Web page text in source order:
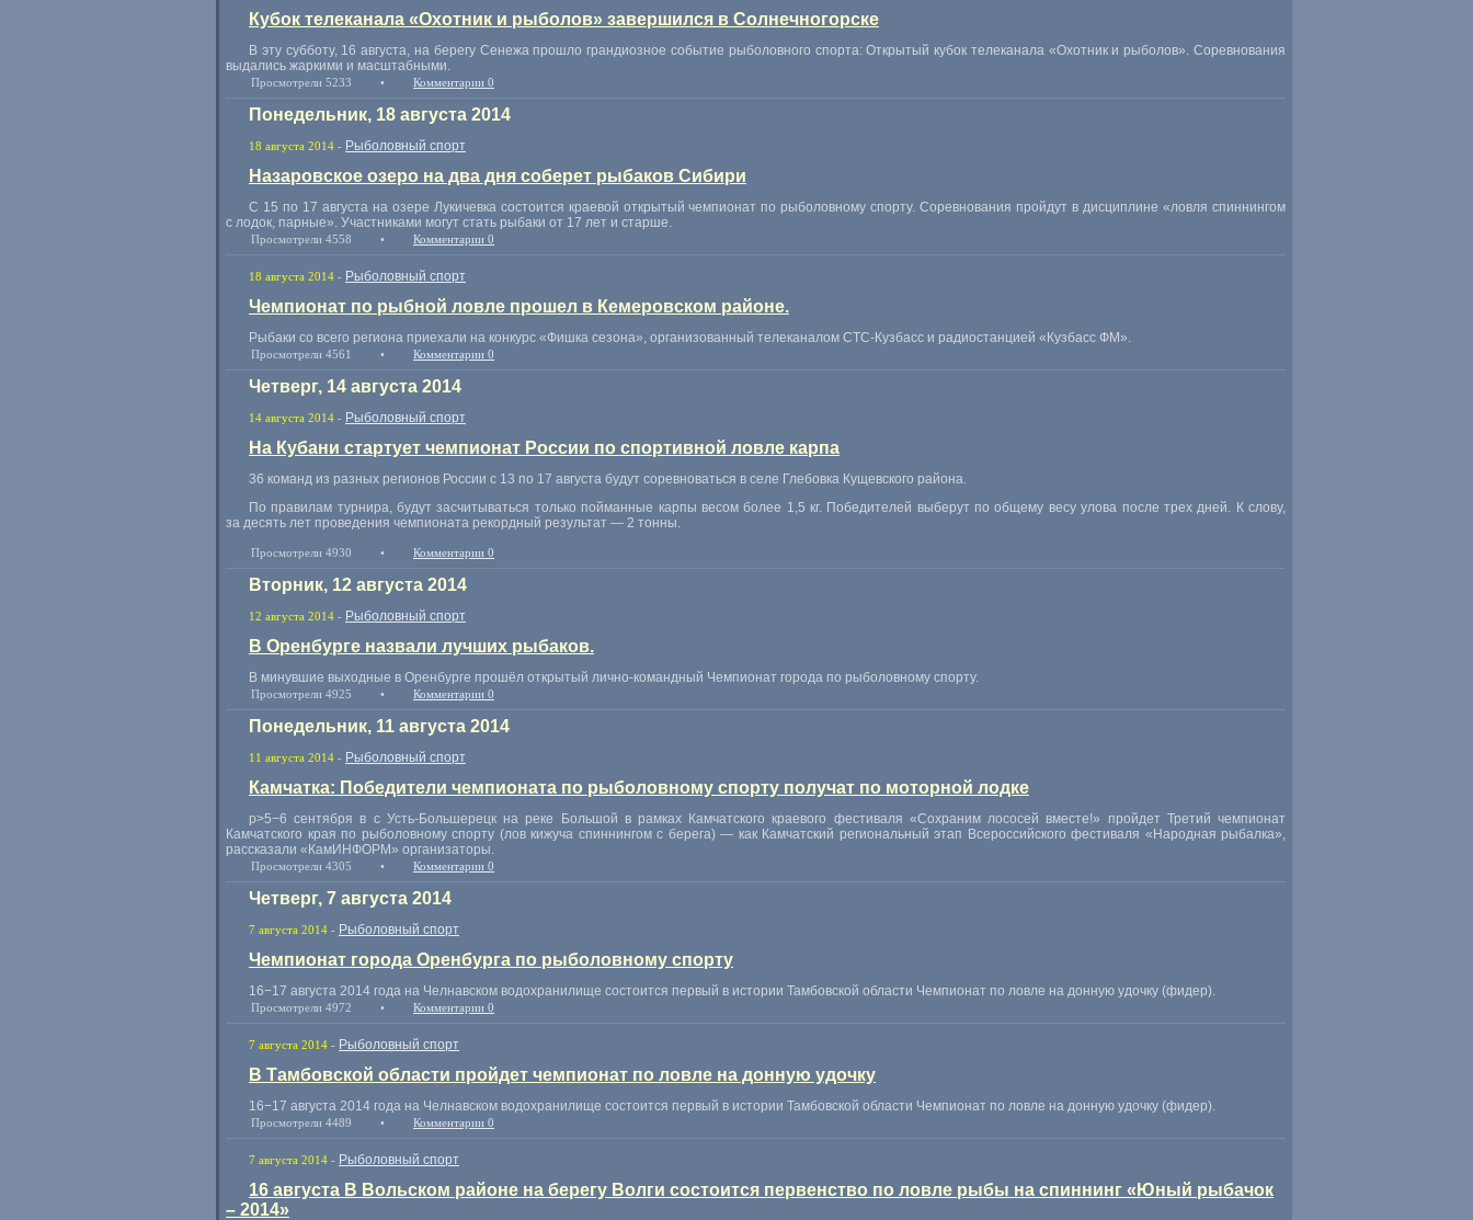
Кубок телеканала «Охотник и рыболов» завершился в Солнечногорске
В эту субботу, 16 августа, на берегу Сенежа прошло грандиозное событие рыболовного спорта: Открытый кубок телеканала «Охотник и рыболов». Соревнования
выдались жаркими и масштабными.
Просмотрели 5233 • Комментарии 0
Понедельник, 18 августа 2014
18 августа 2014 - Рыболовный спорт
Назаровское озеро на два дня соберет рыбаков Сибири
С 15 по 17 августа на озере Лукичевка состоится краевой открытый чемпионат по рыболовному спорту. Соревнования пройдут в дисциплине «ловля спиннингом
с лодок, парные». Участниками могут стать рыбаки от 17 лет и старше.
Просмотрели 4558 • Комментарии 0
18 августа 2014 - Рыболовный спорт
Чемпионат по рыбной ловле прошел в Кемеровском районе.
Рыбаки со всего региона приехали на конкурс «Фишка сезона», организованный телеканалом СТС-Кузбасс и радиостанцией « Кузбасс ФМ».
Просмотрели 4561 • Комментарии 0
Четверг, 14 августа 2014
14 августа 2014 - Рыболовный спорт
На Кубани стартует чемпионат России по спортивной ловле карпа
36 команд из разных регионов России с 13 по 17 августа будут соревноваться в селе Глебовка Кущевского района.
По правилам турнира, будут засчитываться только пойманные карпы весом более 1,5 кг. Победителей выберут по общему весу улова после трех дней. К слову,
за десять лет проведения чемпионата рекордный результат — 2 тонны.
Просмотрели 4930 • Комментарии 0
Вторник, 12 августа 2014
12 августа 2014 - Рыболовный спорт
В Оренбурге назвали лучших рыбаков.
В минувшие выходные в Оренбурге прошёл открытый лично-командный Чемпионат города по рыболовному спорту.
Просмотрели 4925 • Комментарии 0
Понедельник, 11 августа 2014
11 августа 2014 - Рыболовный спорт
Камчатка: Победители чемпионата по рыболовному спорту получат по моторной лодке
p>5−6 сентября в с Усть-Большерецк на реке Большой в рамках Камчатского краевого фестиваля «Сохраним лососей вместе!» пройдет Третий чемпионат
Камчатского края по рыболовному спорту (лов кижуча спиннингом с берега) — как Камчатский региональный этап Всероссийского фестиваля « Народная рыбалка»,
рассказали « КамИНФОРМ» организаторы.
Просмотрели 4305 • Комментарии 0
Четверг, 7 августа 2014
7 августа 2014 - Рыболовный спорт
Чемпионат города Оренбурга по рыболовному спорту
16−17 августа 2014 года на Челнавском водохранилище состоится первый в истории Тамбовской области Чемпионат по ловле на донную удочку (фидер).
Просмотрели 4972 • Комментарии 0
7 августа 2014 - Рыболовный спорт
В Тамбовской области пройдет чемпионат по ловле на донную удочку
16−17 августа 2014 года на Челнавском водохранилище состоится первый в истории Тамбовской области Чемпионат по ловле на донную удочку (фидер).
Просмотрели 4489 • Комментарии 0
7 августа 2014 - Рыболовный спорт
16 августа В Вольском районе на берегу Волги состоится первенство по ловле рыбы на спиннинг «Юный рыбачок
– 2014»